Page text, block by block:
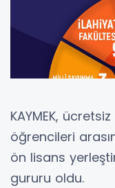
KAYMEK,
öğrencileri
ön lisans
gururu oldu.